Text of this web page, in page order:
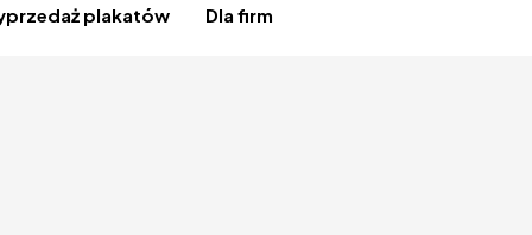
plakatów Dla firm